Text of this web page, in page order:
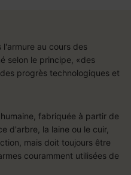
l'armure au cours des
selon le principe, «des
progrès technologiques et
fabriquée à partir de
d'arbre, la laine ou le cuir,
mais doit toujours être
couramment utilisées de